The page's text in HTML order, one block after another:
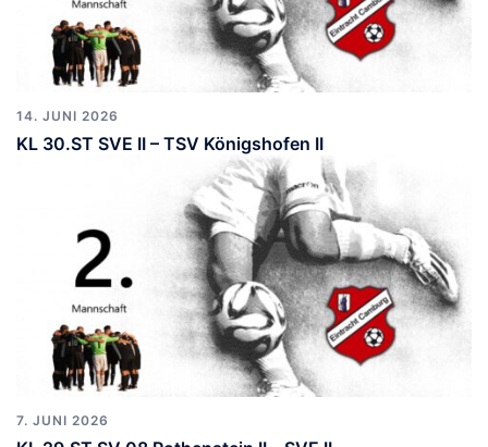
14. JUNI 2026
KL 30.ST SVE II – TSV Königshofen II
7. JUNI 2026